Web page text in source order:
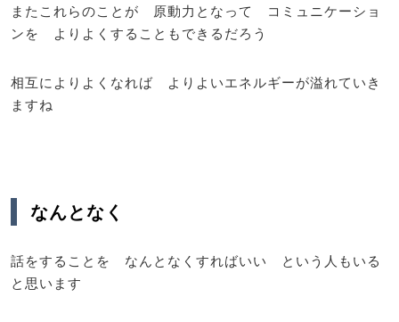
またこれらのことが 原動力となって コミュニケーショ
ンを よりよくすることもできるだろう
相互によりよくなれば よりよいエネルギーが溢れていき
ますね
なんとなく
話をすることを なんとなくすればいい という人もいる
と思います